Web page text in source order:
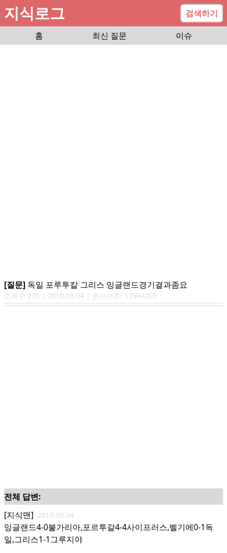
지식로그
검색하기
홈
최신 질문 이슈
[질문] 독일 포루투칼 그리스 잉글랜드경기결과좀요
조회수 270 | 2010.09.04 | 문서번호: 13964205
전체 답변:
[지식맨] 2010.09.04
잉글랜드4-0불가리아,포르투갈4-4사이프러스,벨기에0-1독
일,그리스1-1그루지야